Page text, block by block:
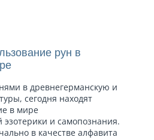
рун в
в древнегерманскую и
сегодня находят
в мире
и самопознания.
в качестве алфавита